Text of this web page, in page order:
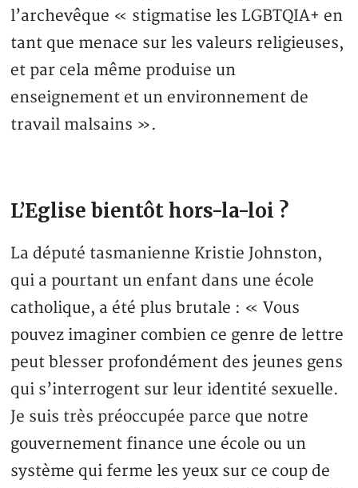
l’archevêque « stigmatise les LGBTQIA+ en
tant que menace sur les valeurs religieuses,
et par cela même produise un
enseignement et un environnement de
travail malsains ».
L’Eglise bientôt hors-la-loi ?
La député tasmanienne Kristie Johnston,
qui a pourtant un enfant dans une école
catholique, a été plus brutale : « Vous
pouvez imaginer combien ce genre de lettre
peut blesser profondément des jeunes gens
qui s’interrogent sur leur identité sexuelle.
Je suis très préoccupée parce que notre
gouvernement finance une école ou un
système qui ferme les yeux sur ce coup de